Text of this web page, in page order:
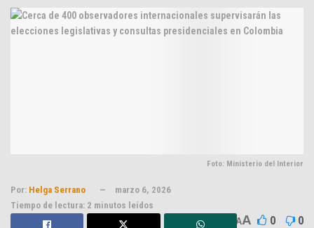
Foto: Ministerio del Interior
Por: Helga Serrano
marzo 6, 2026
Tiempo de lectura: 2 minutos leídos
AA 0 0